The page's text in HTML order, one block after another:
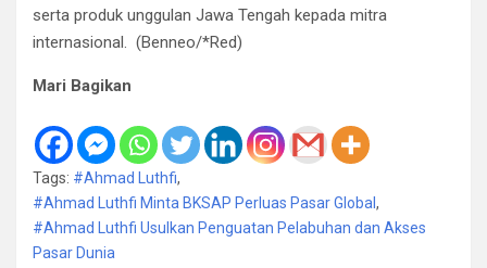
serta produk unggulan Jawa Tengah kepada mitra
internasional. (Benneo/*Red)
Mari Bagikan
Tags: #Ahmad Luthfi,
#Ahmad Luthfi Minta BKSAP Perluas Pasar Global ,
#Ahmad Luthfi Usulkan Penguatan Pelabuhan dan Akses
Pasar Dunia